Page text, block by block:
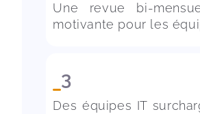
Une revue bi-
3
Des équipes IT